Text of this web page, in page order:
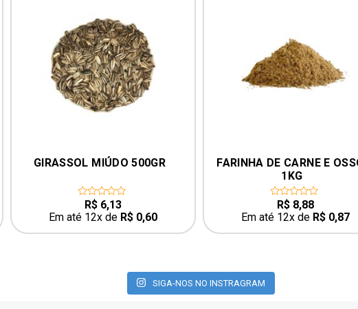
GIRASSOL MIÚDO 500GR
out
of
5
R$ 6,13
Em até 12x de R$ 0,60
FARINHA DE CARNE E
1KG
out
of
5
R$ 8,88
Em até 12x de R$ 0,87
SIGA-NOS NO INSTRAGRAM